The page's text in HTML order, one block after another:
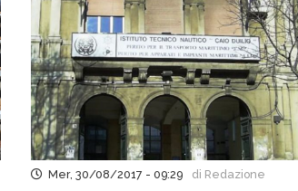
Mer, 30/08/2017 - 09:29 di Redazione